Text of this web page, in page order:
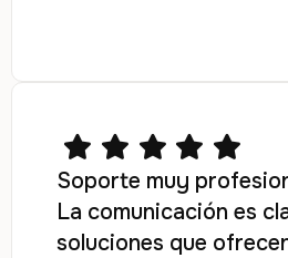
Soporte muy
La comunicación es
soluciones que